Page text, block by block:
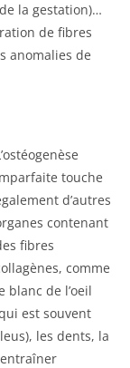
la gestation)…
de fibres
anomalies de
touche
d’autres
contenant
fibres
comme
blanc de l’oeil
est souvent
les dents, la